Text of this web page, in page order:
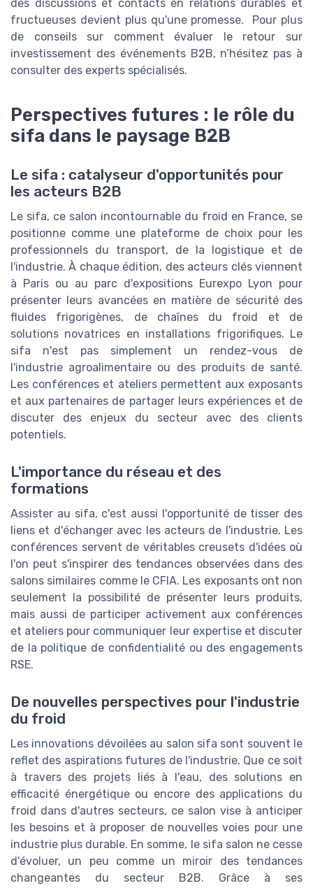
des discussions et contacts en relations durables et
fructueuses devient plus qu'une promesse. Pour plus
de conseils sur comment évaluer le retour sur
investissement des événements B2B, n’hésitez pas à
consulter des experts spécialisés.
Perspectives futures : le rôle du
sifa dans le paysage B2B
Le sifa : catalyseur d'opportunités pour
les acteurs B2B
Le sifa, ce salon incontournable du froid en France, se
positionne comme une plateforme de choix pour les
professionnels du transport, de la logistique et de
l'industrie. À chaque édition, des acteurs clés viennent
à Paris ou au parc d'expositions Eurexpo Lyon pour
présenter leurs avancées en matière de sécurité des
fluides frigorigènes, de chaînes du froid et de
solutions novatrices en installations frigorifiques. Le
sifa n'est pas simplement un rendez-vous de
l'industrie agroalimentaire ou des produits de santé.
Les conférences et ateliers permettent aux exposants
et aux partenaires de partager leurs expériences et de
discuter des enjeux du secteur avec des clients
potentiels.
L'importance du réseau et des
formations
Assister au sifa, c'est aussi l'opportunité de tisser des
liens et d'échanger avec les acteurs de l'industrie. Les
conférences servent de véritables creusets d'idées où
l'on peut s'inspirer des tendances observées dans des
salons similaires comme le CFIA. Les exposants ont non
seulement la possibilité de présenter leurs produits,
mais aussi de participer activement aux conférences
et ateliers pour communiquer leur expertise et discuter
de la politique de confidentialité ou des engagements
RSE.
De nouvelles perspectives pour l'industrie
du froid
Les innovations dévoilées au salon sifa sont souvent le
reflet des aspirations futures de l'industrie. Que ce soit
à travers des projets liés à l'eau, des solutions en
efficacité énergétique ou encore des applications du
froid dans d'autres secteurs, ce salon vise à anticiper
les besoins et à proposer de nouvelles voies pour une
industrie plus durable. En somme, le sifa salon ne cesse
d'évoluer, un peu comme un miroir des tendances
changeantes du secteur B2B. Grâce à ses